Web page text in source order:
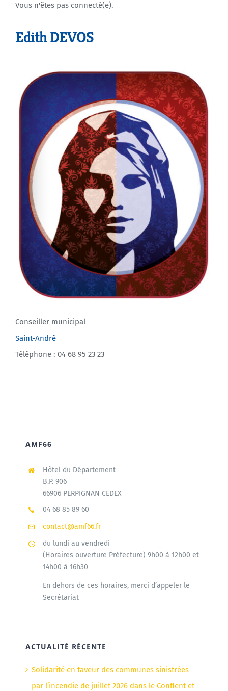
Agenda
Vous n'êtes pas connecté(e).
Edith DEVOS
Conseiller municipal
Saint-André
Téléphone : 04 68 95 23 23
AMF66
Hôtel du Département
B.P. 906
66906 PERPIGNAN CEDEX
04 68 85 89 60
contact@amf66.fr
du lundi au vendredi
(Horaires ouverture Préfecture) 9h00 à 12h00 et
14h00 à 16h30
En dehors de ces horaires, merci d’appeler le
Secrétariat
ACTUALITÉ RÉCENTE
Solidarité en faveur des communes sinistrées
par l’incendie de juillet 2026 dans le Conflent et